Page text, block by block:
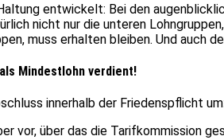
entwickelt: Bei den
nicht nur die unteren
muss erhalten bleiben. Und auch
Mindestlohn verdient!
innerhalb der Friedenspflicht
vor, über das die Tarifkommission